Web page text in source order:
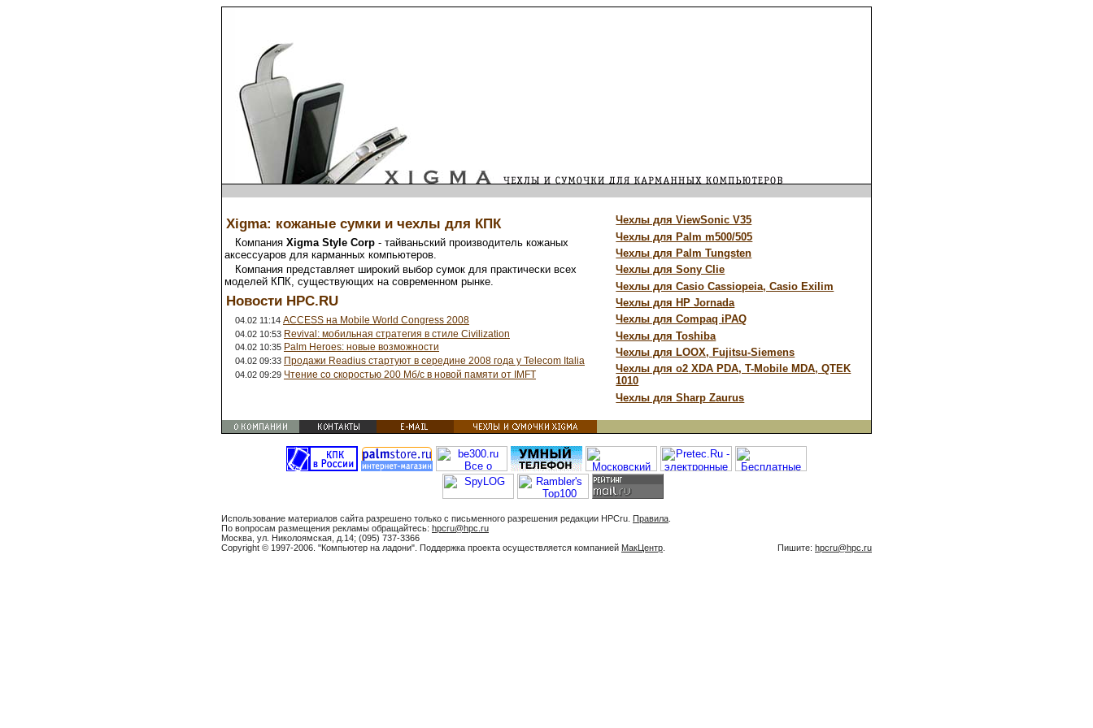
Xigma: кожаные сумки и чехлы для КПК
Компания Xigma Style Corp- тайваньский производитель кожаных
аксессуаров для карманных компьютеров.
Компания представляет широкий выбор сумок для практически всех
моделей КПК, существующих на современном рынке.
Новости HPC.RU
04.02 11:14 ACCESS на Mobile World Congress 2008
04.02 10:53 Revival: мобильная стратегия в стиле Civilization
04.02 10:35 Palm Heroes: новые возможности
04.02 09:33 Продажи Readius стартуют в середине 2008 года у Telecom Italia
04.02 09:29 Чтение со скоростью 200 Мб/с в новой памяти от IMFT
Чехлы для ViewSonic V35
Чехлы для Palm m500/505
Чехлы для Palm Tungsten
Чехлы для Sony Clie
Чехлы для Casio Cassiopeia, Casio Exilim
Чехлы для HP Jornada
Чехлы для Compaq iPAQ
Чехлы для Toshiba
Чехлы для LOOX, Fujitsu-Siemens
Чехлы для o2 XDA PDA, T-Mobile MDA, QTEK
1010
Чехлы для Sharp Zaurus
Использование материалов сайта разрешено только с письменного разрешения редакции HPCru. Правила
По вопросам размещения рекламы обращайтесь: hpcru@hpc.ru
Москва, ул. Николоямская, д.14; (095) 737-3366
Copyright © 1997-2006. "Компьютер на ладони". Поддержка проекта осуществляется компанией МакЦентр Пишите: hpcru@hpc.ru